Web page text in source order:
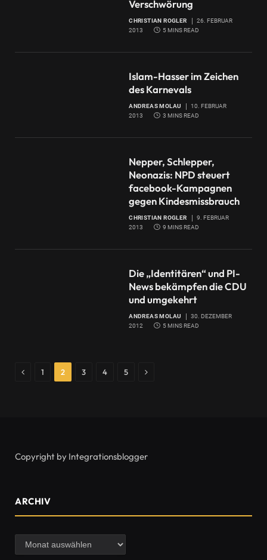
Verschwörung
CHRISTIAN ROGLER
26. FEBRUAR
2013
5 MINS READ
Islam-Hasser im Zeichen
des Karnevals
ANDREAS MOLAU
10. FEBRUAR
2013
3 MINS READ
Nepper, Schlepper,
Neonazis: NPD steuert
facebook-Kampagnen
gegen Kindesmissbrauch
CHRISTIAN ROGLER
9. FEBRUAR
2013
9 MINS READ
Die „Identitären“ und PI-
News bekämpfen die CDU
und umgekehrt
ANDREAS MOLAU
30. DEZEMBER
2012
5 MINS READ
Previous
1 2 3 4 5 Next
Copyright by Integrationsblogger
ARCHIV
Archiv